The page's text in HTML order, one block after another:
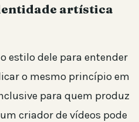
artística
estilo dele para entender
o mesmo princípio em
para quem produz
criador de vídeos pode